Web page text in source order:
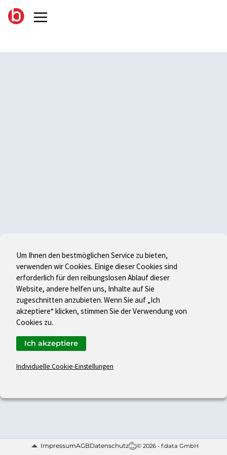
ImpressumAGBDatenschutz © 2026 - f:data GmbH
Um Ihnen den bestmöglichen Service zu bieten,
verwenden wir Cookies. Einige dieser Cookies sind
erforderlich für den reibungslosen Ablauf dieser
Website, andere helfen uns, Inhalte auf Sie
zugeschnitten anzubieten. Wenn Sie auf „Ich
akzeptiere“ klicken, stimmen Sie der Verwendung von
Cookies zu.
Individuelle Cookie-Einstellungen
Ich akzeptiere